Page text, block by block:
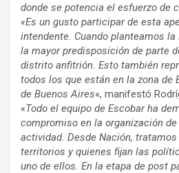
donde se potencia el esfuerzo de
«Es un gusto participar de esta
intendente. Cuando planteamos
la mayor predisposición de parte
distrito anfitrión. Esto también
todos los que están en la zona de
de Buenos Aires«, manifestó
«Todo el equipo de Escobar ha
compromiso en la organización
actividad. Desde Nación,
territorios y quienes fijan las
uno de ellos. En la etapa de post